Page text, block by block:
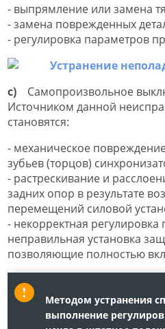
- выпрямление или замена
- замена поврежденных
- регулировка параметров
c) Самопроизвольное
Источником данной
становятся:
- механическое
зубьев (торцов)
- растрескивание и
задних опор в результате
перемещений силовой
- некорректная регулировка
неправильная установка
позволяющие полностью
Методом устранения
выполнение